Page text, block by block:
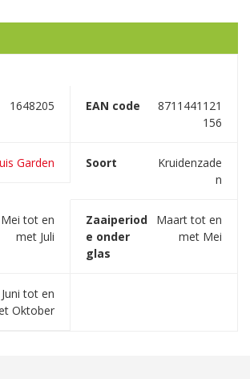
1648205 EAN code
8711441121
156
Garden Soort
Kruidenzade
n
Mei tot en
met Juli
Zaaiperiod
e onder
glas
Maart tot en
met Mei
Juni tot en
Oktober